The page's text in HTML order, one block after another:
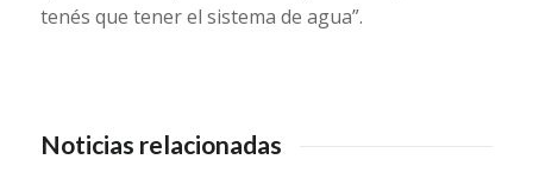
tenés que tener el sistema de agua”.
Noticias relacionadas